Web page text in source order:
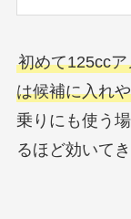
初めて125cc
は候補に入れ
乗りにも使う
るほど効いてき